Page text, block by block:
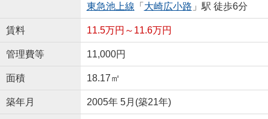
東急池上線 「 大崎広小路 」駅 徒歩6分
賃料 11.5万円～11.6万円
管理費等 11,000円
面積 18.17㎡
築年月 2005年 5月(築21年)